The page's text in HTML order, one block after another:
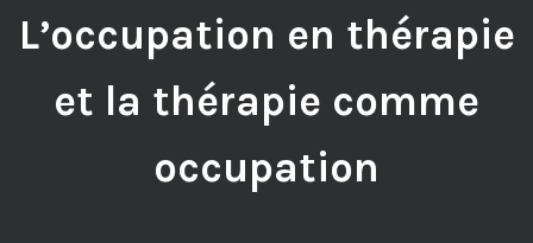
L’occupation en thérapie
et la thérapie comme
occupation